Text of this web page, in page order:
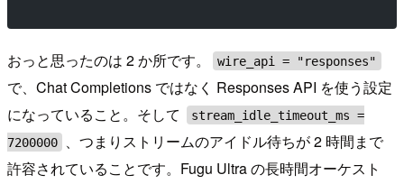
おっと思ったのは 2 か所です。 wire_api = "responses"
で、Chat Completions ではなく Responses API を使う設定
になっていること。そして
stream_idle_timeout_ms =
7200000
、つまりストリームのアイドル待ちが 2 時間まで
許容されていることです。Fugu Ultra の長時間オーケスト